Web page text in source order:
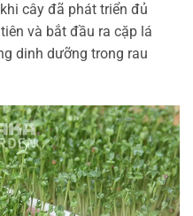
cây đã phát triển đủ
và bắt đầu ra cặp lá
dinh dưỡng trong rau